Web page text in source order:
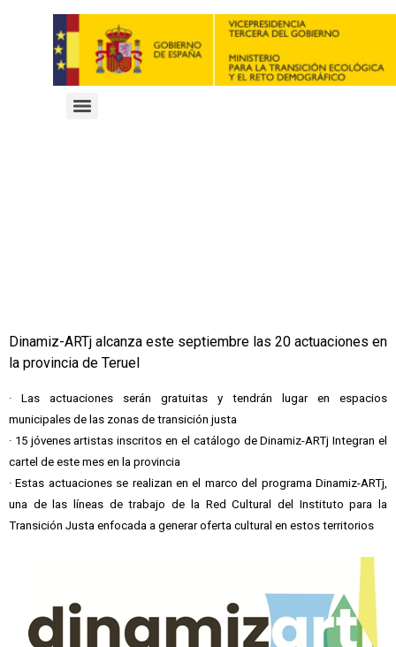
Dinamiz-ARTj alcanza este septiembre las 20 actuaciones en
la provincia de Teruel
· Las actuaciones serán gratuitas y tendrán lugar en espacios
municipales de las zonas de transición justa
· 15 jóvenes artistas inscritos en el catálogo de Dinamiz-ARTj Integran el
cartel de este mes en la provincia
· Estas actuaciones se realizan en el marco del programa Dinamiz-ARTj,
una de las líneas de trabajo de la Red Cultural del Instituto para la
Transición Justa enfocada a generar oferta cultural en estos territorios